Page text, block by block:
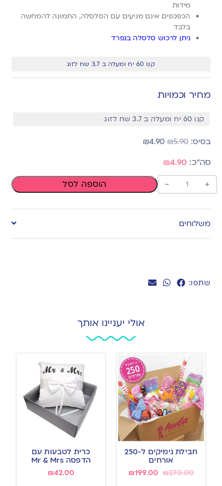
שתפו:
מידות
הכפכפים אינם מגיעים עם הסלסלה, התמונה להמחשה
בלבד
ניתן לרכוש סלסלה בנפרד
קנו 60 יח ומעלה ב 3.7 שח לזוג
מחיר וכמויות
קנו 60 יח ומעלה ב 3.7 שח לזוג
₪5.90
₪4.90
₪4.90
+
- הוספה לסל
משלוחים
אולי יעניינו אותך
חבילת גימיקים ל-250
אורחים
₪270.00
₪199.00
כרית לטבעות עם
הדפסה Mr & Mrs
₪42.00